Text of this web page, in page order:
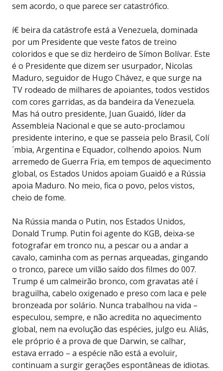
sem acordo, o que parece ser catastrófico.
í€ beira da catástrofe está a Venezuela, dominada
por um Presidente que veste fatos de treino
coloridos e que se diz herdeiro de Símon Bolívar. Este
é o Presidente que dizem ser usurpador, Nicolas
Maduro, seguidor de Hugo Chávez, e que surge na
TV rodeado de milhares de apoiantes, todos vestidos
com cores garridas, as da bandeira da Venezuela.
Mas há outro presidente, Juan Guaidó, líder da
Assembleia Nacional e que se auto-proclamou
presidente interino, e que se passeia pelo Brasil, Colí
´mbia, Argentina e Equador, colhendo apoios. Num
arremedo de Guerra Fria, em tempos de aquecimento
global, os Estados Unidos apoiam Guaidó e a Rússia
apoia Maduro. No meio, fica o povo, pelos vistos,
cheio de fome.
Na Rússia manda o Putin, nos Estados Unidos,
Donald Trump. Putin foi agente do KGB, deixa-se
fotografar em tronco nu, a pescar ou a andar a
cavalo, caminha com as pernas arqueadas, gingando
o tronco, parece um vilão saído dos filmes do 007.
Trump é um calmeirão bronco, com gravatas até í
braguilha, cabelo oxigenado e preso com laca e pele
bronzeada por solário. Nunca trabalhou na vida –
especulou, sempre, e não acredita no aquecimento
global, nem na evolução das espécies, julgo eu. Aliás,
ele próprio é a prova de que Darwin, se calhar,
estava errado – a espécie não está a evoluir,
continuam a surgir gerações espontâneas de idiotas.